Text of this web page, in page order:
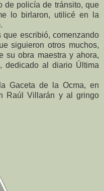
de policía de tránsito, que
lo birlaron, utilicé en la
escribió, comenzando
siguieron otros muchos,
su obra maestra y ahora,
, dedicado al diario Última
Gaceta de la Ocma, en
Raúl Villarán y al gringo